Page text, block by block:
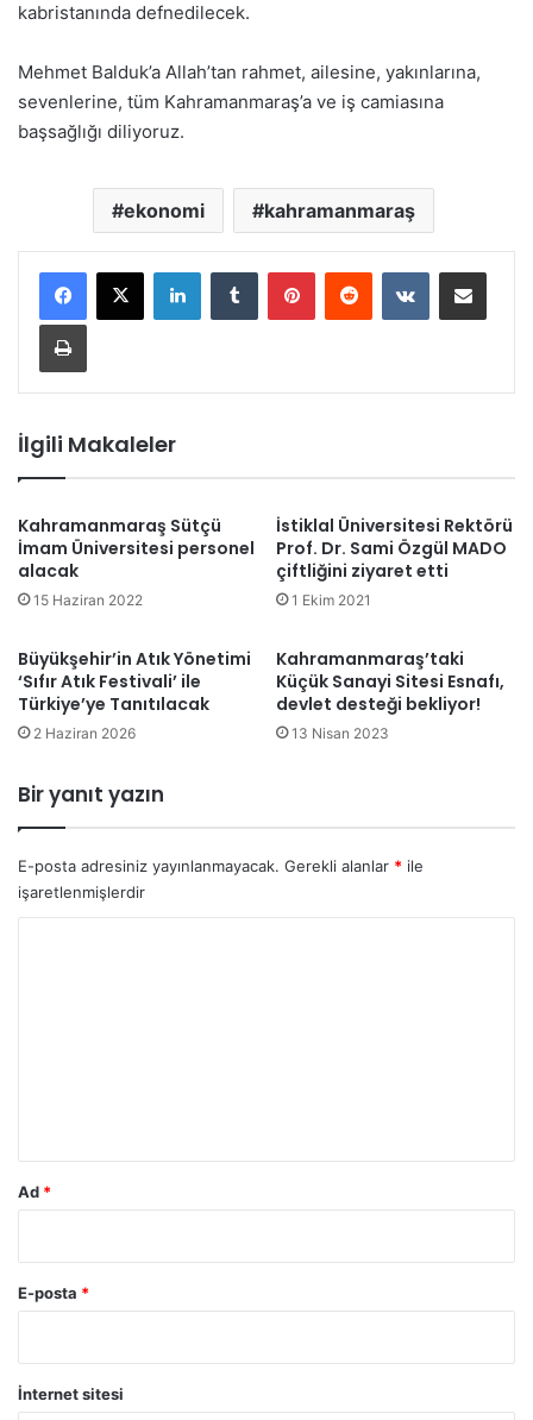
kabristanında defnedilecek.
Mehmet Balduk’a Allah’tan rahmet, ailesine, yakınlarına,
sevenlerine, tüm Kahramanmaraş’a ve iş camiasına
başsağlığı diliyoruz.
ekonomi kahramanmaraş
LinkedInTumblr PinterestReddit VKontakteE-Posta ile paylaş
Yazdır
İlgili Makaleler
Kahramanmaraş Sütçü
İmam Üniversitesi personel
alacak
15 Haziran 2022
İstiklal Üniversitesi Rektörü
Prof. Dr. Sami Özgül MADO
çiftliğini ziyaret etti
1 Ekim 2021
Büyükşehir’in Atık Yönetimi
‘Sıfır Atık Festivali’ ile
Türkiye’ye Tanıtılacak
2 Haziran 2026
Kahramanmaraş’taki
Küçük Sanayi Sitesi Esnafı,
devlet desteği bekliyor!
13 Nisan 2023
Bir yanıt yazın
E-posta adresiniz yayınlanmayacak. Gerekli alanlar * ile
işaretlenmişlerdir
Ad *
E-posta *
İnternet sitesi